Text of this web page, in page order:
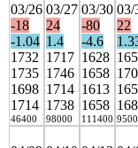
03/26
-18
-1.04
1732
1735
1698
1714
46400
03/27
24
1.4
1717
1746
1714
1738
98000
03/30
-80
-4.6
1628
1658
1613
1658
111400
03/
22